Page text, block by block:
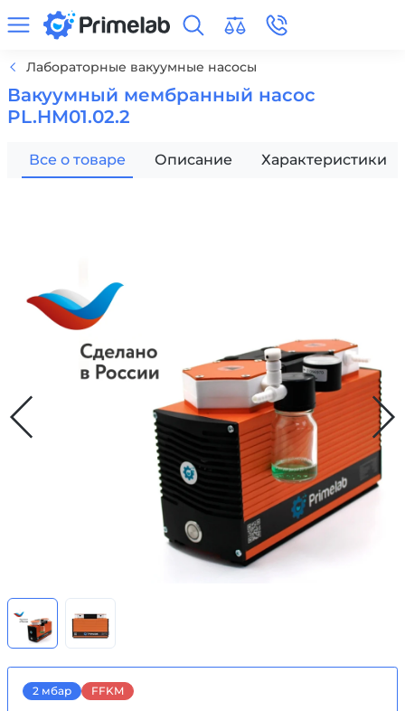
Лабораторные вакуумные насосы
Вакуумный мембранный насос
PL.HM01.02.2
Все о товаре Описание Характеристики
2 мбар FFKM